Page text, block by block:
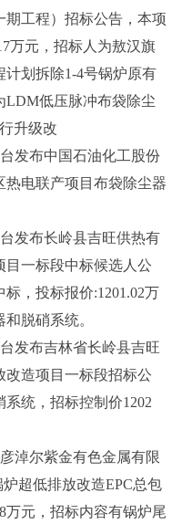
工程）招标公告，本项
万元，招标人为敖汉旗
划拆除1-4号锅炉原有
LDM低压脉冲布袋除尘
升级改
布中国石油化工股份
电联产项目布袋除尘器
布长岭县吉旺供热有
目一标段中标候选人公
，投标报价:1201.02万
脱硝系统。
布吉林省长岭县吉旺
改造项目一标段招标公
统，招标控制价1202
尔紫金有色金属有限
超低排放改造EPC总包
万元，招标内容有锅炉尾